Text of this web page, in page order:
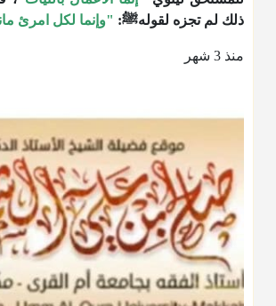
ذلك لم تجزه لقولهﷺ: "وإنما لكل امرئ
منذ 3 شهر